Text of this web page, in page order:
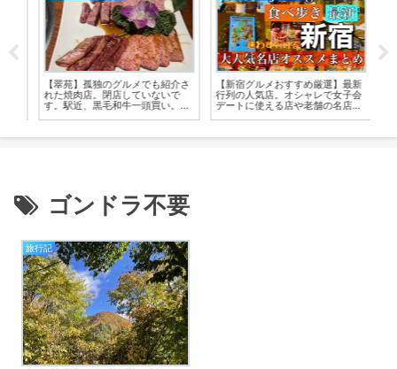
【翠苑】孤独のグルメでも紹介さ
れた焼肉店。閉店していないで
す。駅近、黒毛和牛一頭買い。個
【新宿グルメおすすめ厳選】最新
行列の人気店。オシャレで女子会
デートに使える店や老舗の名店
ゴンドラ不要
旅行記